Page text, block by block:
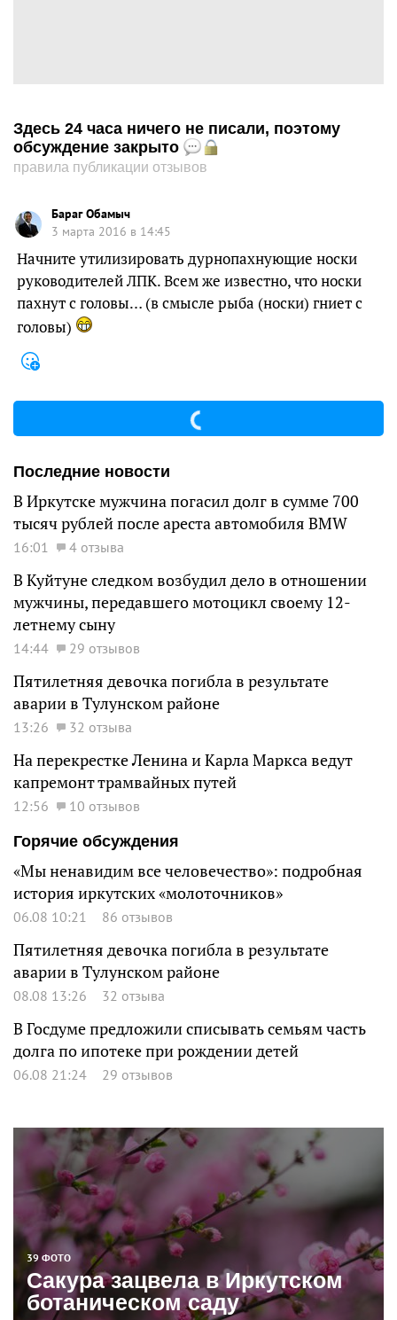
Здесь 24 часа ничего не писали, поэтому
обсуждение закрыто
правила публикации отзывов
Бараг Обамыч
3 марта 2016 в 14:45
Начните утилизировать дурнопахнующие носки
руководителей ЛПК. Всем же известно, что носки
пахнут с головы… (в смысле рыба (носки) гниет с
головы)
Последние новости
В Иркутске мужчина погасил долг в сумме 700
тысяч рублей после ареста автомобиля BMW
16:01 4 отзыва
В Куйтуне следком возбудил дело в отношении
мужчины, передавшего мотоцикл своему 12-
летнему сыну
14:44 29 отзывов
Пятилетняя девочка погибла в результате
аварии в Тулунском районе
13:26 32 отзыва
На перекрестке Ленина и Карла Маркса ведут
капремонт трамвайных путей
12:56
10 отзывов
Горячие обсуждения
«Мы ненавидим все человечество»: подробная
история иркутских «молоточников»
06.08 10:21 86 отзывов
Пятилетняя девочка погибла в результате
аварии в Тулунском районе
08.08 13:26 32 отзыва
В Госдуме предложили списывать семьям часть
долга по ипотеке при рождении детей
06.08 21:24 29 отзывов
39 ФОТО
Сакура зацвела в Иркутском
ботаническом саду